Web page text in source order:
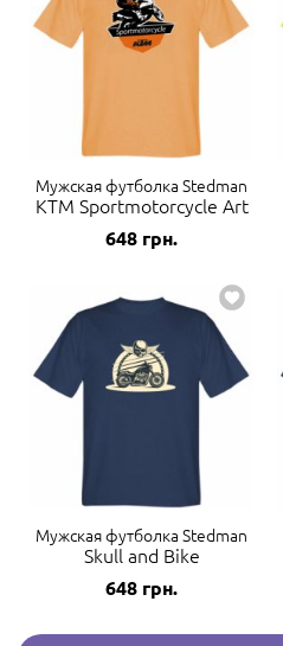
Мужская футболка Stedman
KTM Sportmotorcycle Art
648 грн.
Мужская футболка Stedman
Skull and Bike
648 грн.